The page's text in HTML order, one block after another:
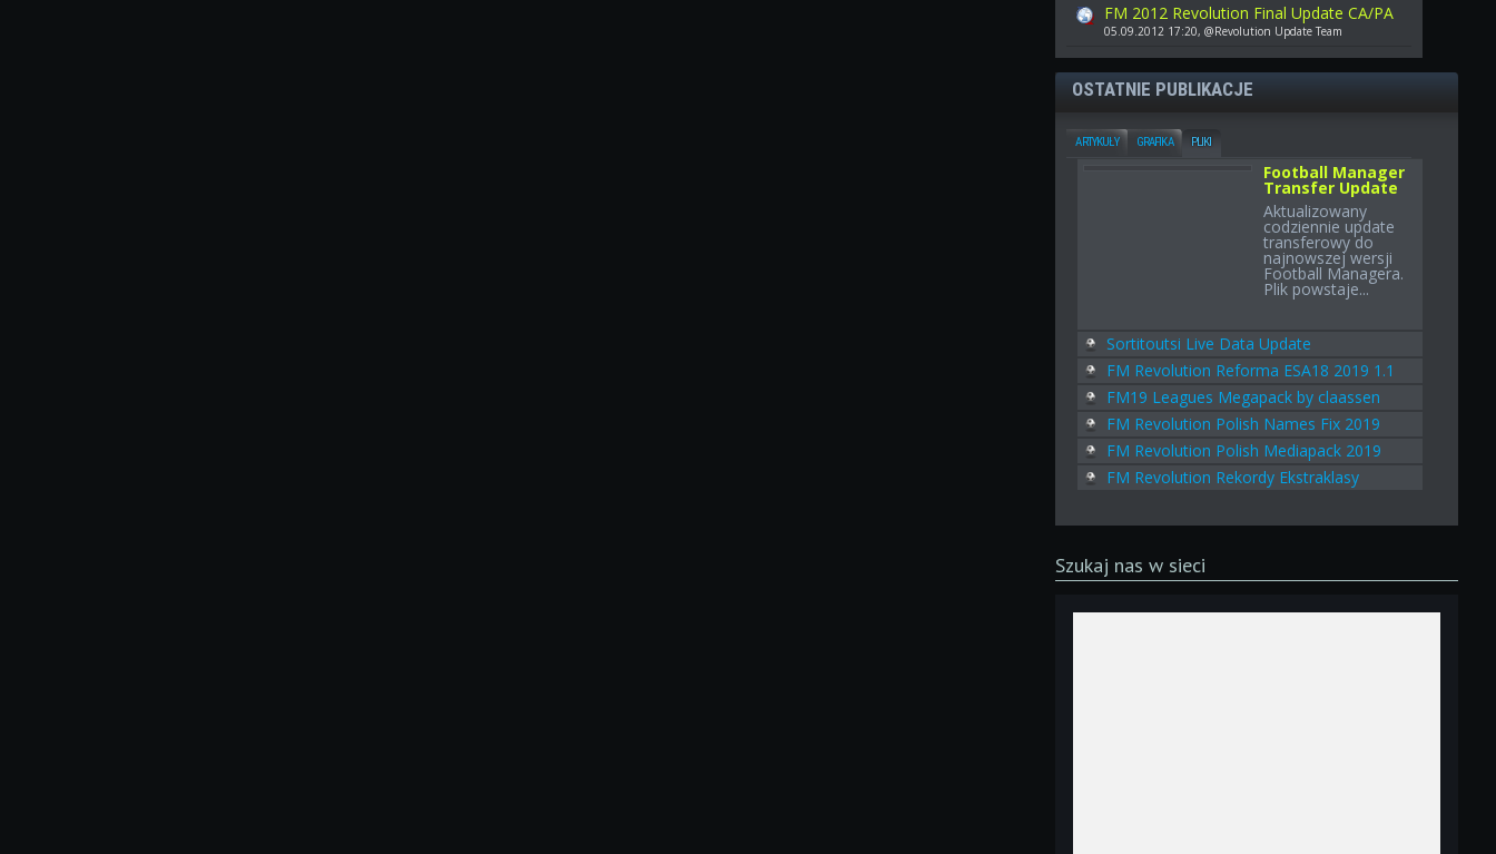
FM 2012 Revolution Final Update CA/PA
05.09.2012 17:20, @Revolution Update Team
OSTATNIE PUBLIKACJE
ARTYKUŁY GRAFIKA PLIKI
Football Manager
Transfer Update
Aktualizowany
codziennie update
transferowy do
najnowszej wersji
Football Managera.
Plik powstaje...
Sortitoutsi Live Data Update
FM Revolution Reforma ESA18 2019 1.1
FM19 Leagues Megapack by claassen
FM Revolution Polish Names Fix 2019
FM Revolution Polish Mediapack 2019
FM Revolution Rekordy Ekstraklasy
Szukaj nas w sieci